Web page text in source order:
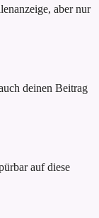
aber nur
deinen Beitrag
auf diese